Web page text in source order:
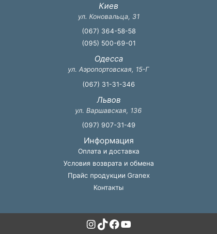
Киев
ул. Коновальца, 31
(067) 364-58-58
(095) 500-69-01
Одесса
ул. Аэропортовская, 15-Г
(067) 31-31-346
Львов
ул. Варшавская, 136
(097) 907-31-49
Информация
Оплата и доставка
Условия возврата и обмена
Прайс продукции Granex
Контакты
Instagram
TikTok
Facebook
YouTube